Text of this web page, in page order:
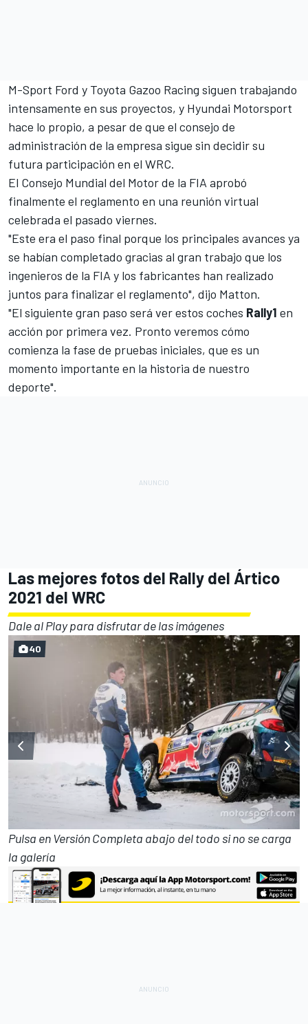
M-Sport Ford y Toyota Gazoo Racing siguen trabajando
intensamente en sus proyectos, y Hyundai Motorsport
hace lo propio, a pesar de que el consejo de
administración de la empresa sigue sin decidir su
futura participación en el WRC.
El Consejo Mundial del Motor de la FIA aprobó
finalmente el reglamento en una reunión virtual
celebrada el pasado viernes.
"Este era el paso final porque los principales avances ya
se habían completado gracias al gran trabajo que los
ingenieros de la FIA y los fabricantes han realizado
juntos para finalizar el reglamento", dijo Matton.
"El siguiente gran paso será ver estos coches Rally1 en
acción por primera vez. Pronto veremos cómo
comienza la fase de pruebas iniciales, que es un
momento importante en la historia de nuestro
deporte".
Las mejores fotos del Rally del Ártico
2021 del WRC
Dale al Play para disfrutar de las imágenes
40
Pulsa en Versión Completa abajo del todo si no se carga
la galería